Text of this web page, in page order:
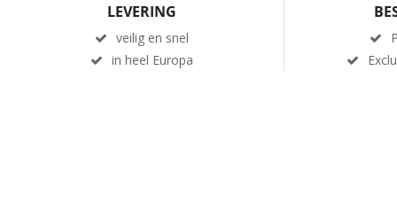
LEVERING
veilig en snel
in heel Europa